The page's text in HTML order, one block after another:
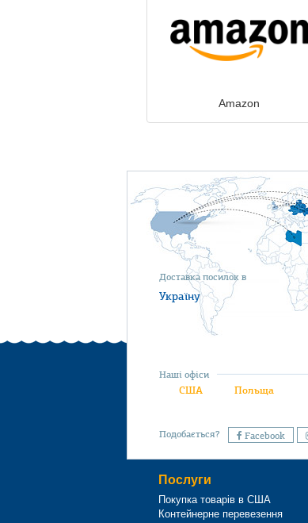
Amazon
Доставка посилок в
Україну
Наші офіси
США Польща
Подобається? Facebook
Послуги
Покупка товарів в США
Контейнерне перевезення